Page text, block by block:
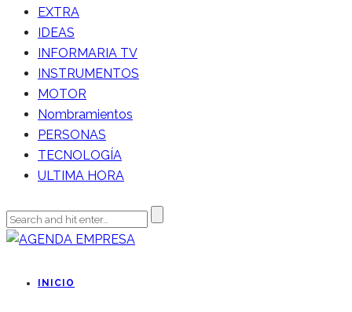
EXTRA
IDEAS
INFORMARIA TV
INSTRUMENTOS
MOTOR
Nombramientos
PERSONAS
TECNOLOGÍA
ULTIMA HORA
INICIO